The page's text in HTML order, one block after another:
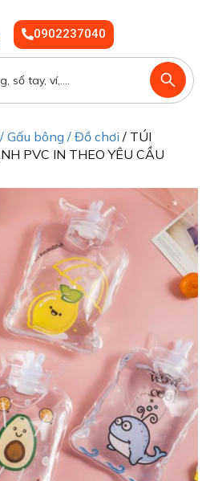
0902237040
Gấu bông / Đồ chơi / TÚI
PVC IN THEO YÊU CẦU